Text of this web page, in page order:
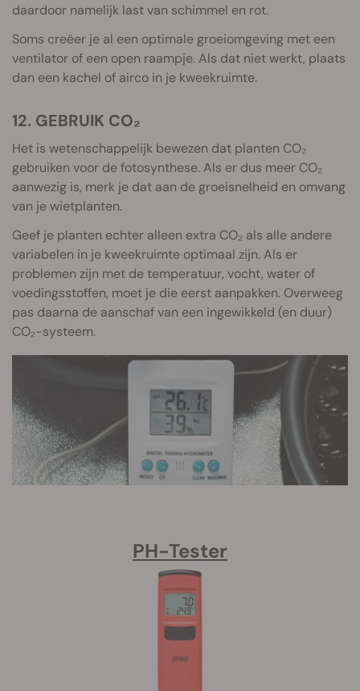
daardoor namelijk last van schimmel en rot.
Soms creëer je al een optimale groeiomgeving met een
ventilator of een open raampje. Als dat niet werkt, plaats
dan een kachel of airco in je kweekruimte.
12. GEBRUIK CO₂
Het is wetenschappelijk bewezen dat planten CO₂
gebruiken voor de fotosynthese. Als er dus meer CO₂
aanwezig is, merk je dat aan de groeisnelheid en omvang
van je wietplanten.
Geef je planten echter alleen extra CO₂ als alle andere
variabelen in je kweekruimte optimaal zijn. Als er
problemen zijn met de temperatuur, vocht, water of
voedingsstoffen, moet je die eerst aanpakken. Overweeg
pas daarna de aanschaf van een ingewikkeld (en duur)
CO₂-systeem.
PH-Tester